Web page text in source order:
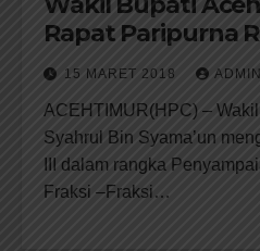
Rapat Paripurna
15 MARET 2018 ADMIN
ACEHTIMUR(HPC) –
Syahrul Bin Syama’un
III dalam rangka
Fraksi –Fraksi…